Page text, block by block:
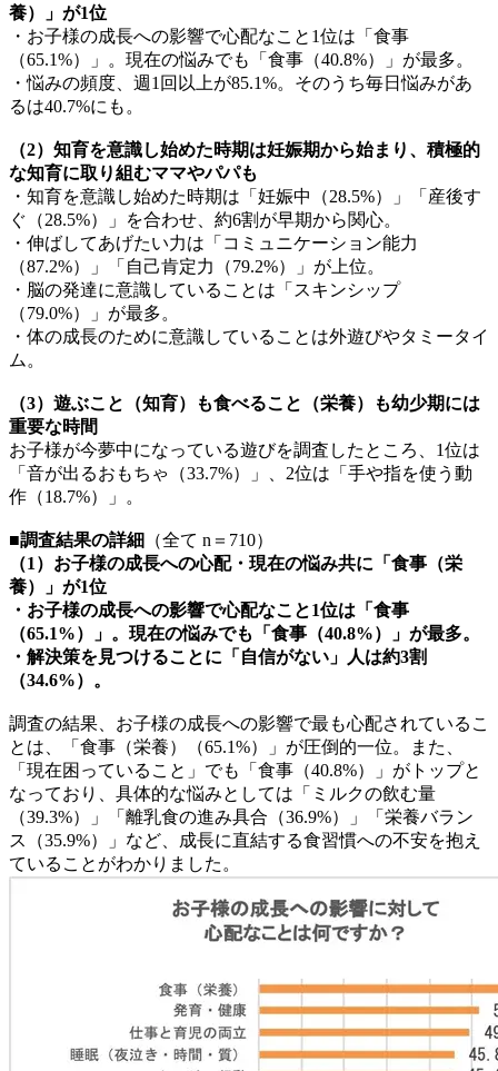
養）」が1位
・お子様の成長への影響で心配なこと1位は「食事
（65.1%）」。現在の悩みでも「食事（40.8%）」が最多。
・悩みの頻度、週1回以上が85.1%。そのうち毎日悩みがあ
るは40.7%にも。
（2）知育を意識し始めた時期は妊娠期から始まり、積極的
な知育に取り組むママやパパも
・知育を意識し始めた時期は「妊娠中（28.5%）」「産後す
ぐ（28.5%）」を合わせ、約6割が早期から関心。
・伸ばしてあげたい力は「コミュニケーション能力
（87.2%）」「自己肯定力（79.2%）」が上位。
・脳の発達に意識していることは「スキンシップ
（79.0%）」が最多。
・体の成長のために意識していることは外遊びやタミータイ
ム。
（3）遊ぶこと（知育）も食べること（栄養）も幼少期には
重要な時間
お子様が今夢中になっている遊びを調査したところ、1位は
「音が出るおもちゃ（33.7%）」、2位は「手や指を使う動
作（18.7%）」。
■調査結果の詳細
（全て n＝710）
（1）お子様の成長への心配・現在の悩み共に「食事（栄
養）」が1位
・お子様の成長への影響で心配なこと1位は「食事
（65.1%）」。現在の悩みでも「食事（40.8%）」が最多。
・解決策を見つけることに「自信がない」人は約3割
（34.6%）。
調査の結果、お子様の成長への影響で最も心配されているこ
とは、「食事（栄養）（65.1%）」が圧倒的一位。また、
「現在困っていること」でも「食事（40.8%）」がトップと
なっており、具体的な悩みとしては「ミルクの飲む量
（39.3%）」「離乳食の進み具合（36.9%）」「栄養バラン
ス（35.9%）」など、成長に直結する食習慣への不安を抱え
ていることがわかりました。